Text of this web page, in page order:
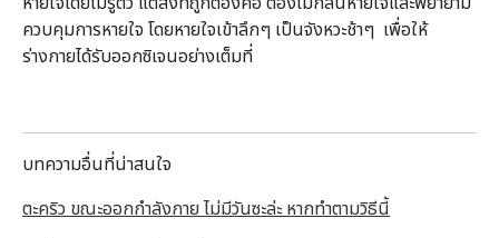
ควบคุมการหายใจ โดยหายใจเข้าลึกๆ เป็นจังหวะช้าๆ เพื่อให้
ร่างกายได้รับออกซิเจนอย่างเต็มที่
บทความอื่นที่น่าสนใจ
ตะคริว ขณะออกกำลังกาย ไม่มีวันซะล่ะ หากทำตามวิธีนี้